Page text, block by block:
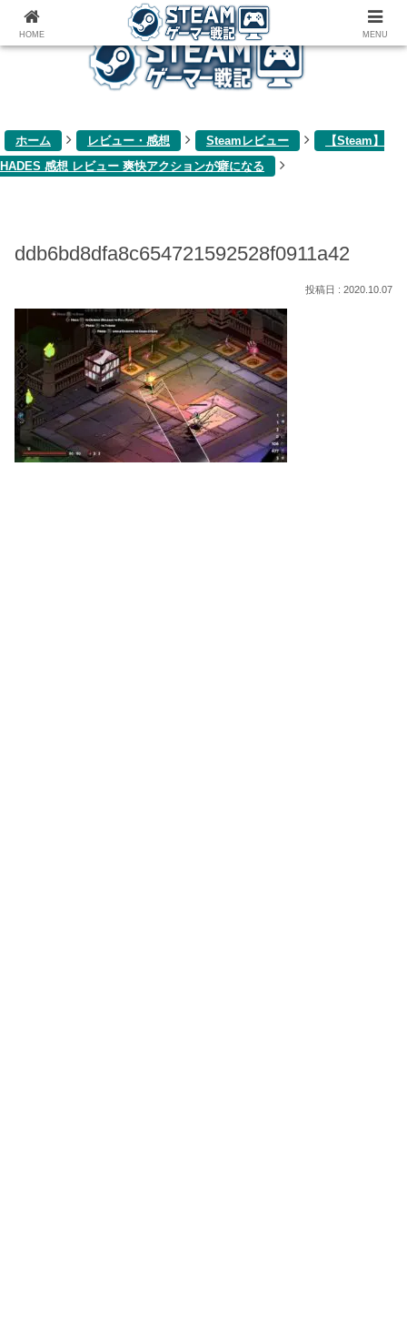
ゲーム関連雑記ブログ
ホーム レビュー・感想 Steamレビュー
【Steam】
HADES 感想 レビュー 爽快アクションが癖になる
ddb6bd8dfa8c654721592528f0911a42
2020.10.07
HOME MENU